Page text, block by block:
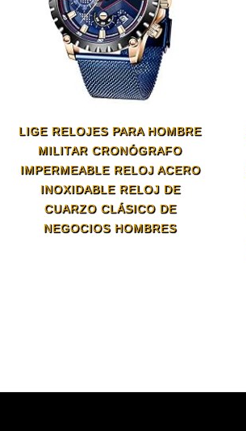
LIGE RELOJES PARA HOMBRE
MILITAR CRONÓGRAFO
IMPERMEABLE RELOJ ACERO
INOXIDABLE RELOJ DE
CUARZO CLÁSICO DE
NEGOCIOS HOMBRES